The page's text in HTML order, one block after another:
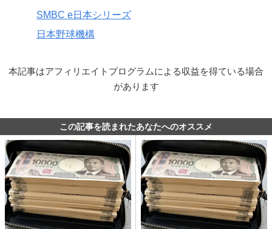
SMBC e日本シリーズ
日本野球機構
本記事はアフィリエイトプログラムによる収益を得ている場合
があります
この記事を読まれたあなたへのオススメ